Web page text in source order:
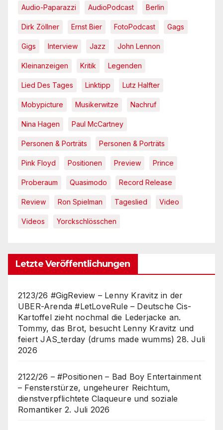
Audio-Paparazzi AudioPodcast Berlin
Dirk Zöllner Ernst Bier FotoPodcast Gags
Gigs Interview Jazz John Lennon
Kleinanzeigen Kritik Legenden
Lied Des Tages Linktipp Lutz Halfter
Mobypicture Musikerwitze Nachruf
Nina Hagen Paul McCartney
Personen & Porträts Personen & Porträts
Pink Floyd Positionen Preview Prince
Proberaum Quasimodo Record Release
Review Ron Spielman Tageslied Video
Videos Yorckschlösschen
Letzte Veröffentlichungen
2123/26 #GigReview – Lenny Kravitz in der
UBER-Arenda #LetLoveRule – Deutsche Cis-
Kartoffel zieht nochmal die Lederjacke an.
Tommy, das Brot, besucht Lenny Kravitz und
feiert JAS_terday (drums made wumms) 28. Juli
2026
2122/26 – #Positionen – Bad Boy Entertainment
– Fensterstürze, ungeheurer Reichtum,
dienstverpflichtete Claqueure und soziale
Romantiker 2. Juli 2026